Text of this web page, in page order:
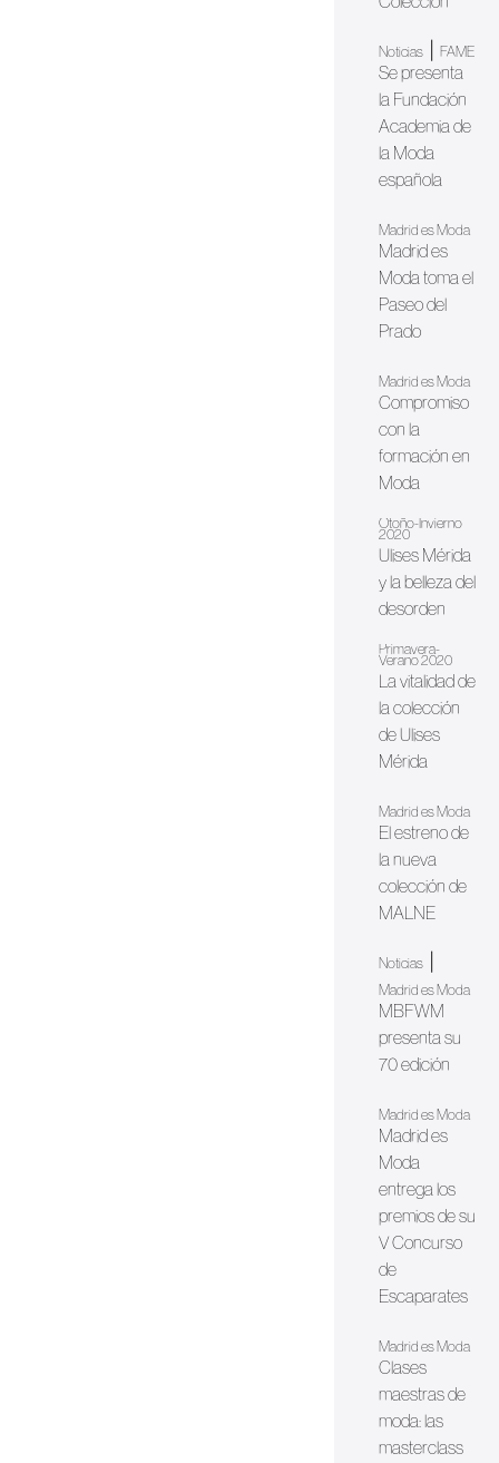
Noticias |FAME
Se presenta
la Fundación
Academia de
la Moda
española
Madrid es Moda
Madrid es
Moda toma el
Paseo del
Prado
Madrid es Moda
Compromiso
con la
formación en
Moda
Otoño-Invierno
2020
Ulises Mérida
y la belleza del
desorden
Primavera-
Verano 2020
La vitalidad de
la colección
de Ulises
Mérida
Madrid es Moda
El estreno de
la nueva
colección de
MALNE
Noticias
Madrid es Moda
MBFWM
presenta su
70 edición
Madrid es Moda
Madrid es
Moda
entrega los
premios de su
V Concurso
de
Escaparates
Madrid es Moda
Clases
maestras de
moda: las
masterclass